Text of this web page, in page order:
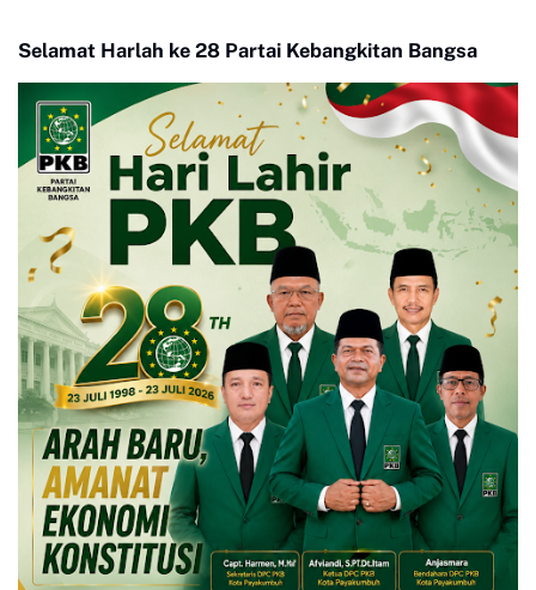
Selamat Harlah ke 28 Partai Kebangkitan Bangsa